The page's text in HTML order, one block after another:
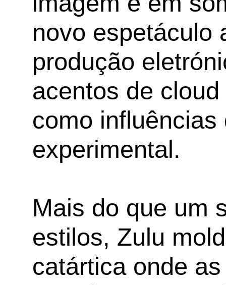
novo espetáculo
produção
acentos de
como
experimental.
Mais do que um
estilos, Zulu
catártica onde